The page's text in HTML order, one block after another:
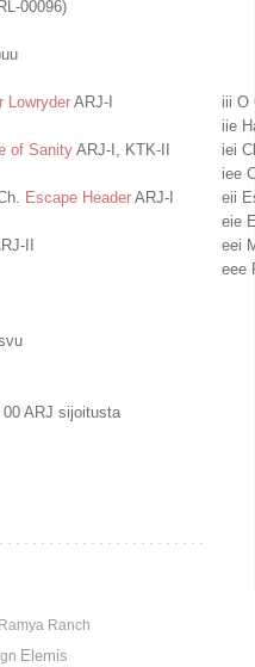
00096)
Lowryder ARJ-I
iii O
iie
of Sanity ARJ-I, KTK-II
iei
iee
Escape Header ARJ-I
eii
eie
II
eei
eee
ARJ sijoitusta
Ranch
Elemis